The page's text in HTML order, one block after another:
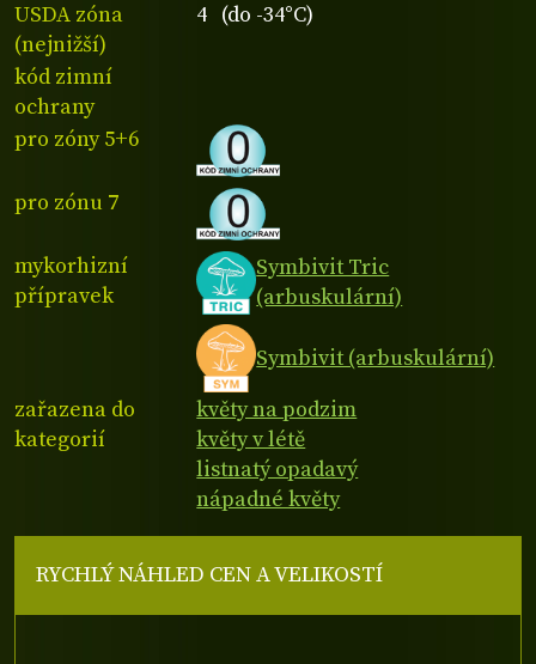
USDA zóna
(nejnižší)
4 (do -34°C)
kód zimní
ochrany
pro zóny 5+6
pro zónu 7
mykorhizní
přípravek
Symbivit Tric
(arbuskulární)
Symbivit (arbuskulární)
zařazena do
kategorií
květy na podzim
květy v létě
listnatý opadavý
nápadné květy
RYCHLÝ NÁHLED CEN A VELIKOSTÍ